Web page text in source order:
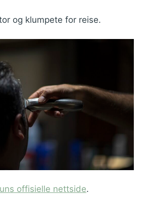
og klumpete for reise.
offisielle nettside.